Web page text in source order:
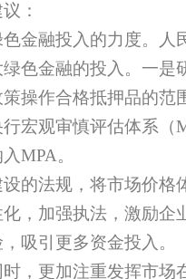
：
金融投入的力度。人
色金融的投入。一是
操作合格抵押品的范
宏观审慎评估体系（
MPA。
的法规，将市场价格
，加强执法，激励企
吸引更多资金投入。
，更加注重发挥市场